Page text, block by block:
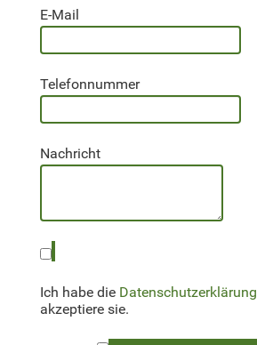
E-Mail
Telefonnummer
Nachricht
Ich habe die Datenschutzerklärung
akzeptiere sie.